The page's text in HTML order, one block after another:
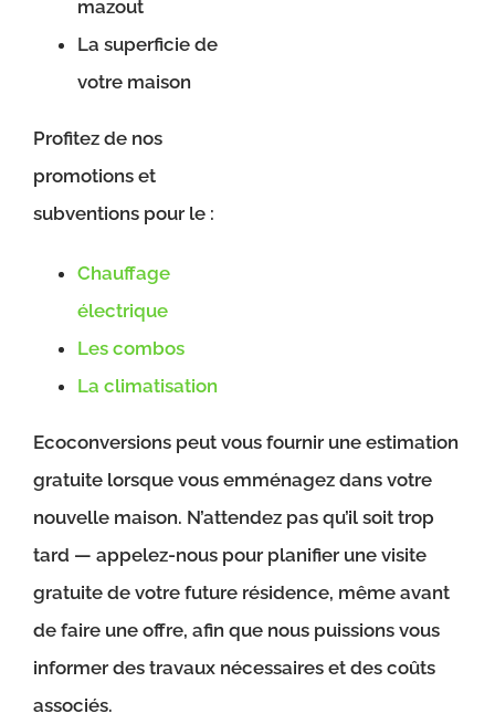
mazout
La superficie de
votre maison
Profitez de nos
promotions et
subventions pour le :
Chauffage
électrique
Les combos
La climatisation
Ecoconversions peut vous fournir une estimation
gratuite lorsque vous emménagez dans votre
nouvelle maison. N’attendez pas qu’il soit trop
tard — appelez-nous pour planifier une visite
gratuite de votre future résidence, même avant
de faire une offre, afin que nous puissions vous
informer des travaux nécessaires et des coûts
associés.